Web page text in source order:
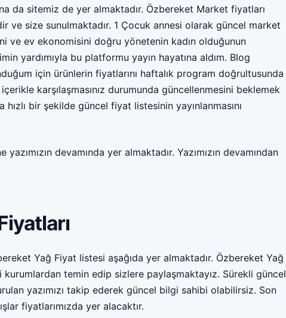
da sitemiz de yer almaktadır. Özbereket Market fiyatları
ve size sunulmaktadır. 1 Çocuk annesi olarak güncel market
ve ev ekonomisini doğru yönetenin kadın olduğunun
yardımıyla bu platformu yayın hayatına aldım. Blog
için ürünlerin fiyatlarını haftalık program doğrultusunda
karşılaşmasınız durumunda güncellenmesini beklemek
bir şekilde güncel fiyat listesinin yayınlanmasını
yazımızın devamında yer almaktadır. Yazımızın devamından
Yağ Fiyat listesi aşağıda yer almaktadır. Özbereket Yağ
temin edip sizlere paylaşmaktayız. Sürekli güncel
yazımızı takip ederek güncel bilgi sahibi olabilirsiz. Son
fiyatlarımızda yer alacaktır.